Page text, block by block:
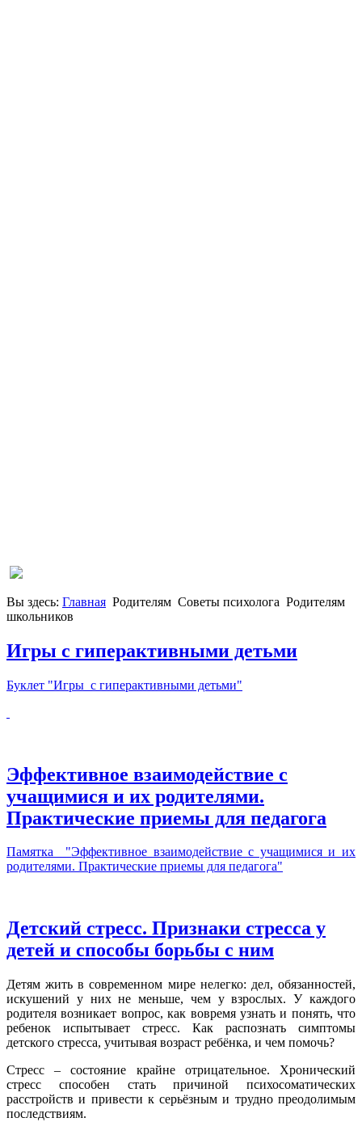
Вы здесь: Главная Родителям Советы психолога Родителям
школьников
Игры с гиперактивными детьми
Буклет "Игры с гиперактивными детьми"
Эффективное взаимодействие с
учащимися и их родителями.
Практические приемы для педагога
Памятка "Эффективное взаимодействие с учащимися и их
родителями. Практические приемы для педагога"
Детский стресс. Признаки стресса у
детей и способы борьбы с ним
Детям жить в современном мире нелегко: дел, обязанностей,
искушений у них не меньше, чем у взрослых. У каждого
родителя возникает вопрос, как вовремя узнать и понять, что
ребенок испытывает стресс. Как распознать симптомы
детского стресса, учитывая возраст ребёнка, и чем помочь?
Стресс – состояние крайне отрицательное. Хронический
стресс способен стать причиной психосоматических
расстройств и привести к серьёзным и трудно преодолимым
последствиям.